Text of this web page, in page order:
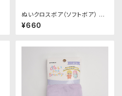
ぬいクロスボア（ソフトボア） ア
ソートセット（ニュアンスカラー）
｜清原株式会社
¥660